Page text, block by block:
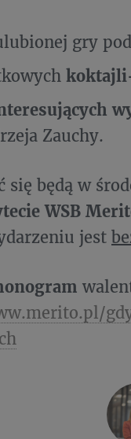
gry
Zauchy.
się będą w
WSB
jest